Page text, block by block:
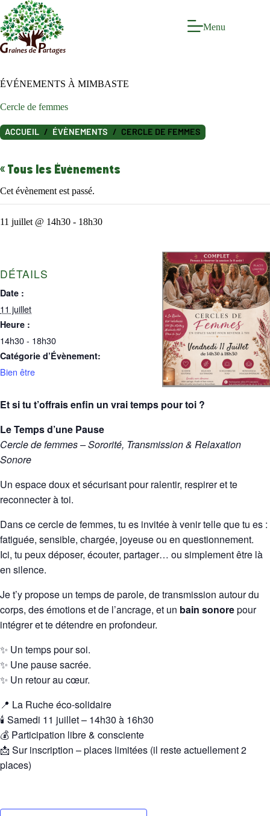
Passer
au
contenu
Menu
ÉVÉNEMENTS À MIMBASTE
Cercle de femmes
ACCUEIL ÉVÈNEMENTS CERCLE DE FEMMES
« Tous les Évènements
Cet évènement est passé.
11 juillet @ 14h30 - 18h30
Et si tu t’offrais enfin un vrai temps pour toi ?
Le Temps d’une Pause
Cercle de femmes – Sororité, Transmission & Relaxation
Sonore
Un espace doux et sécurisant pour ralentir, respirer et te
reconnecter à toi.
Dans ce cercle de femmes, tu es invitée à venir telle que tu es :
fatiguée, sensible, chargée, joyeuse ou en questionnement.
Ici, tu peux déposer, écouter, partager… ou simplement être là
en silence.
Je t’y propose un temps de parole, de transmission autour du
corps, des émotions et de l’ancrage, et un bain sonorepour
intégrer et te détendre en profondeur.
✨ Un temps pour soi.
✨ Une pause sacrée.
✨ Un retour au cœur.
📍 La Ruche éco-solidaire
🕯️ Samedi 11 juillet – 14h30 à 16h30
💰 Participation libre & consciente
📩 Sur inscription – places limitées (il reste actuellement 2
places)
DÉTAILS
Date :
11 juillet
Heure :
14h30 - 18h30
Catégorie d’Évènement:
Bien être